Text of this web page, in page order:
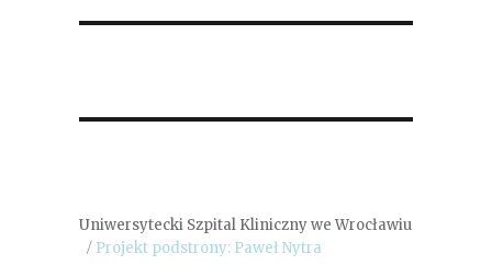
Uniwersytecki Szpital Kliniczny we Wrocławiu
Projekt podstrony: Paweł Nytra